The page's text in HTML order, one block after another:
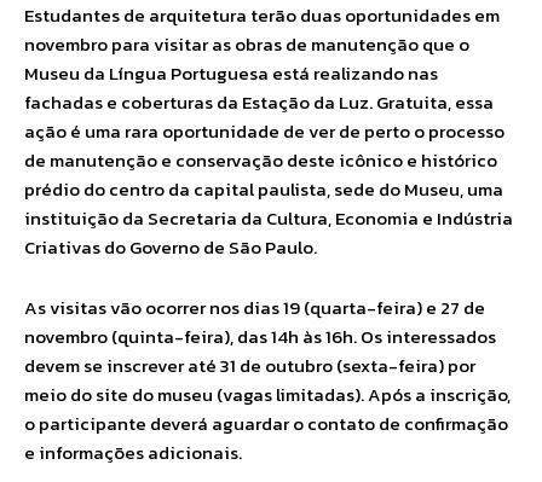
Estudantes de arquitetura terão duas oportunidades em
novembro para visitar as obras de manutenção que o
Museu da Língua Portuguesa está realizando nas
fachadas e coberturas da Estação da Luz. Gratuita, essa
ação é uma rara oportunidade de ver de perto o processo
de manutenção e conservação deste icônico e histórico
prédio do centro da capital paulista, sede do Museu, uma
instituição da Secretaria da Cultura, Economia e Indústria
Criativas do Governo de São Paulo.
As visitas vão ocorrer nos dias 19 (quarta-feira) e 27 de
novembro (quinta-feira), das 14h às 16h. Os interessados
devem se inscrever até 31 de outubro (sexta-feira) por
meio do site do museu (vagas limitadas). Após a inscrição,
o participante deverá aguardar o contato de confirmação
e informações adicionais.